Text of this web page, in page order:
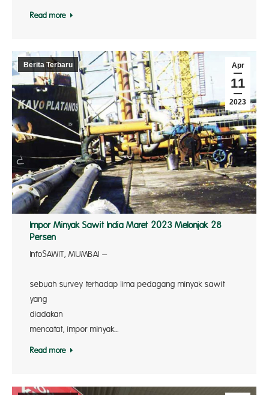
Read more
Apr
11
2023
Berita Terbaru
Impor Minyak Sawit India Maret 2023 Melonjak 28
Persen
InfoSAWIT, MUMBAI –
sebuah survey terhadap lima pedagang minyak sawit
yang
mencatat, impor minyak…
Read more